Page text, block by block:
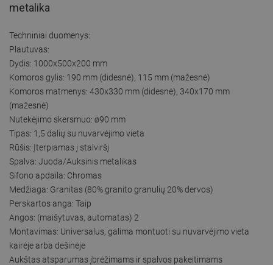
metalika
Techniniai duomenys:
Plautuvas:
Dydis: 1000x500x200 mm
Komoros gylis: 190 mm (didesnė), 115 mm (mažesnė)
Komoros matmenys: 430x330 mm (didesnė), 340x170 mm
(mažesnė)
Nutekėjimo skersmuo: ø90 mm
Tipas: 1,5 dalių su nuvarvėjimo vieta
Rūšis: Įterpiamas į stalviršį
Spalva: Juoda/Auksinis metalikas
Sifono apdaila: Chromas
Medžiaga: Granitas (80% granito granulių 20% dervos)
Perskartos anga: Taip
Angos: (maišytuvas, automatas) 2
Montavimas: Universalus, galima montuoti su nuvarvėjimo vieta
kairėje arba dešinėje
Aukštas atsparumas įbrėžimams ir spalvos pakeitimams